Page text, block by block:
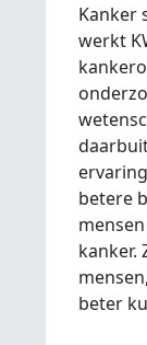
Kanker
werkt
betere
kanker.
beter